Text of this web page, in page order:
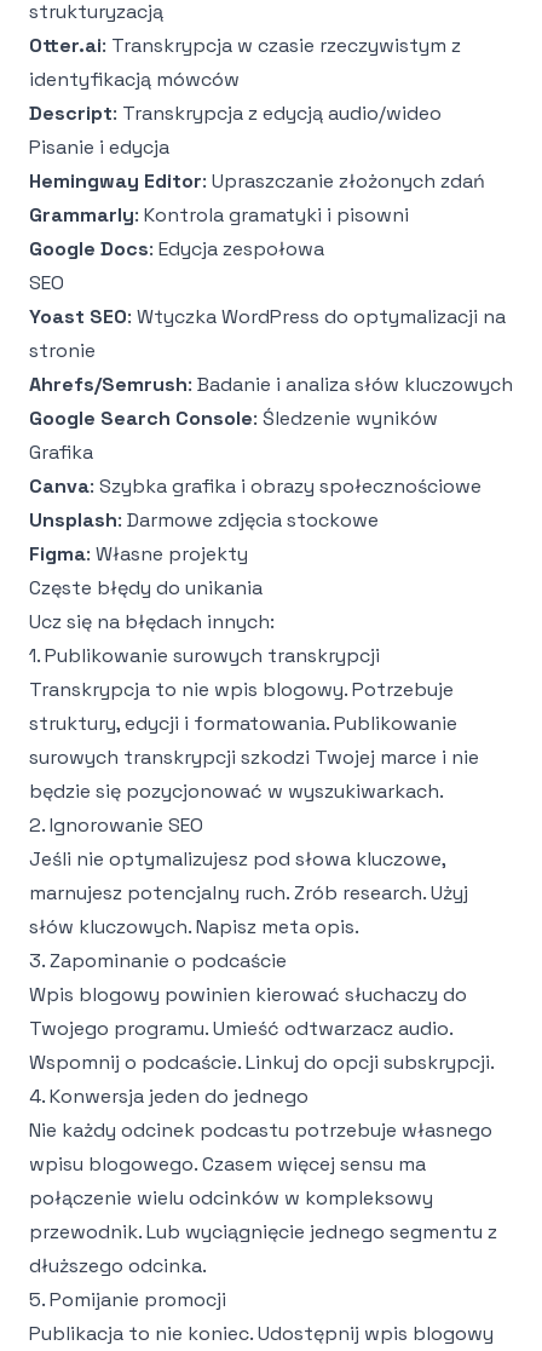
strukturyzacją
Otter.ai: Transkrypcja w czasie rzeczywistym z
identyfikacją mówców
Descript: Transkrypcja z edycją audio/wideo
Pisanie i edycja
Hemingway Editor: Upraszczanie złożonych zdań
Grammarly: Kontrola gramatyki i pisowni
Google Docs: Edycja zespołowa
SEO
Yoast SEO: Wtyczka WordPress do optymalizacji na
stronie
Ahrefs/Semrush: Badanie i analiza słów kluczowych
Google Search Console: Śledzenie wyników
Grafika
Canva: Szybka grafika i obrazy społecznościowe
Unsplash: Darmowe zdjęcia stockowe
Figma: Własne projekty
Częste błędy do unikania
Ucz się na błędach innych:
1. Publikowanie surowych transkrypcji
Transkrypcja to nie wpis blogowy. Potrzebuje
struktury, edycji i formatowania. Publikowanie
surowych transkrypcji szkodzi Twojej marce i nie
będzie się pozycjonować w wyszukiwarkach.
2. Ignorowanie SEO
Jeśli nie optymalizujesz pod słowa kluczowe,
marnujesz potencjalny ruch. Zrób research. Użyj
słów kluczowych. Napisz meta opis.
3. Zapominanie o podcaście
Wpis blogowy powinien kierować słuchaczy do
Twojego programu. Umieść odtwarzacz audio.
Wspomnij o podcaście. Linkuj do opcji subskrypcji.
4. Konwersja jeden do jednego
Nie każdy odcinek podcastu potrzebuje własnego
wpisu blogowego. Czasem więcej sensu ma
połączenie wielu odcinków w kompleksowy
przewodnik. Lub wyciągnięcie jednego segmentu z
dłuższego odcinka.
5. Pomijanie promocji
Publikacja to nie koniec. Udostępnij wpis blogowy